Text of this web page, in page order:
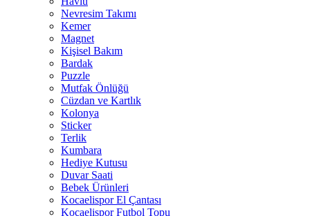
Nevresim Takımı
Kemer
Magnet
Kişisel Bakım
Bardak
Puzzle
Mutfak Önlüğü
Cüzdan ve Kartlık
Kolonya
Sticker
Terlik
Kumbara
Hediye Kutusu
Duvar Saati
Bebek Ürünleri
Kocaelispor El Çantası
Kocaelispor Futbol Topu